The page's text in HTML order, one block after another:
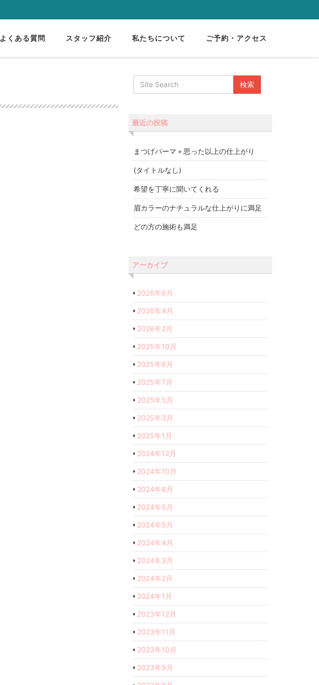
よくある質問 スタッフ紹介 私たちについて ご予約・アクセス
最近の投稿
まつげパーマ＋思った以上の仕上がり
(タイトルなし)
希望を丁寧に聞いてくれる
眉カラーのナチュラルな仕上がりに満足
どの方の施術も満足
アーカイブ
2026年6月
2026年4月
2026年2月
2025年10月
2025年8月
2025年7月
2025年5月
2025年3月
2025年1月
2024年12月
2024年10月
2024年8月
2024年6月
2024年5月
2024年4月
2024年3月
2024年2月
2024年1月
2023年12月
2023年11月
2023年10月
2023年9月